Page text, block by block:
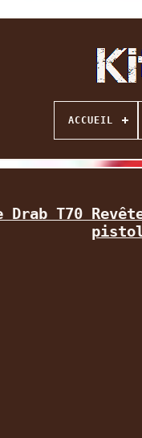
ACCUEIL
Drab T70